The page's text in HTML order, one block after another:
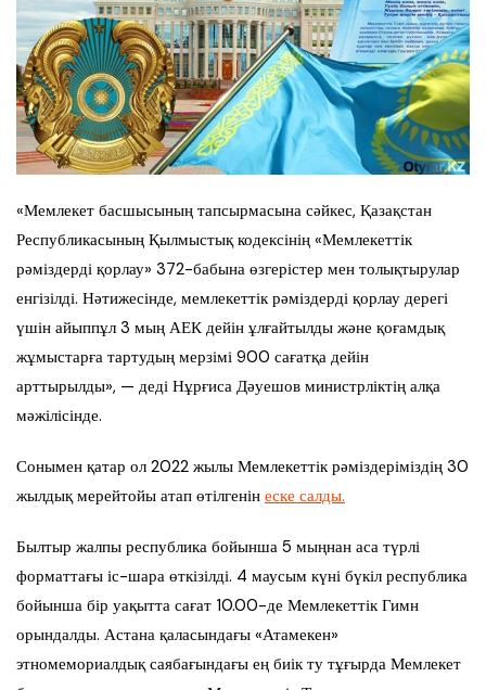
«Мемлекет басшысының тапсырмасына сәйкес, Қазақстан
Республикасының Қылмыстық кодексінің «Мемлекеттік
рәміздерді қорлау» 372-бабына өзгерістер мен толықтырулар
енгізілді. Нәтижесінде, мемлекеттік рәміздерді қорлау дерегі
үшін айыппұл 3 мың АЕК дейін ұлғайтылды және қоғамдық
жұмыстарға тартудың мерзімі 900 сағатқа дейін
арттырылды», — деді Нұрғиса Дәуешов министрліктің алқа
мәжілісінде.
Сонымен қатар ол 2022 жылы Мемлекеттік рәміздеріміздің 30
жылдық мерейтойы атап өтілгенін еске салды.
Былтыр жалпы республика бойынша 5 мыңнан аса түрлі
форматтағы іс-шара өткізілді. 4 маусым күні бүкіл республика
бойынша бір уақытта сағат 10.00-де Мемлекеттік Гимн
орындалды. Астана қаласындағы «Атамекен»
этномемориалдық саябағындағы ең биік ту тұғырда Мемлекет